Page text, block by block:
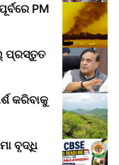
PM
ପ୍ରସ୍ତୁତ
କରିବାକୁ
ବୃଦ୍ଧି